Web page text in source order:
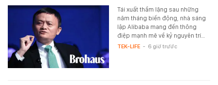
Tái xuất thầm lặng sau những
năm tháng biến động, nhà sáng
lập Alibaba mang đến thông
điệp mạnh mẽ về kỷ nguyên trí…
TEK-LIFE - 6 giờ trước